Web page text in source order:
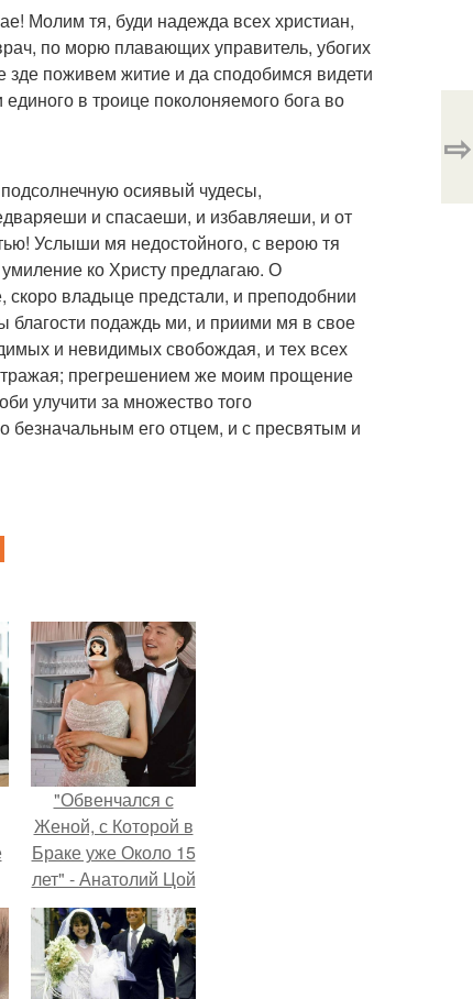
Молим тя, буди надежда всех христиан,
по морю плавающих управитель, убогих
поживем житие и да сподобимся видети
в троице поколоняемого бога во
осиявый чудесы,
и спасаеши, и избавляеши, и от
Услыши мя недостойного, с верою тя
ко Христу предлагаю. О
владыце предстали, и преподобнии
благости подаждь ми, и приими мя в свое
и невидимых свобождая, и тех всех
прегрешением же моим прощение
улучити за множество того
безначальным его отцем, и с пресвятым и
⇨
"Обвенчался с
Женой, с Которой в
Браке уже Около 15
лет" - Анатолий Цой
удивил
поклонников
"тайной свадьбой".